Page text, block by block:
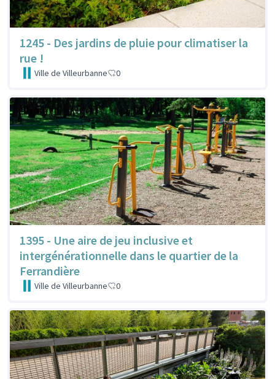
1245 - Des jardins de pluie pour climatiser la
rue !
Ville de Villeurbanne 0
1395 - Une aire de jeu inclusive et
intergénérationnelle dans le quartier de la
Ferrandière
Ville de Villeurbanne 0